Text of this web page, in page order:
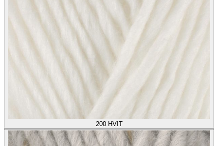
200 HVIT